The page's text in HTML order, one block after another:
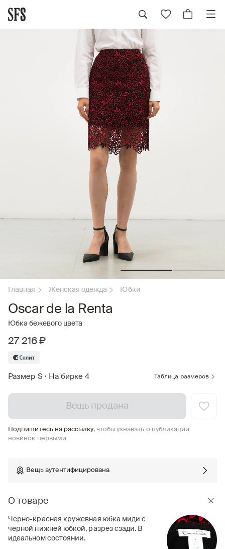
Главная Женская одежда Юбки
Oscar de la Renta
Юбка бежевого цвета
27 216 ₽
Размер S • На бирке 4 Таблица размеров
Вещь продана
Подпишитесь на рассылку, чтобы узнавать о публикации
новинок первыми
Вещь аутентифицирована
О товаре
Черно-красная кружевная юбка миди с
черной нижней юбкой, разрез сзади. В
идеальном состоянии.